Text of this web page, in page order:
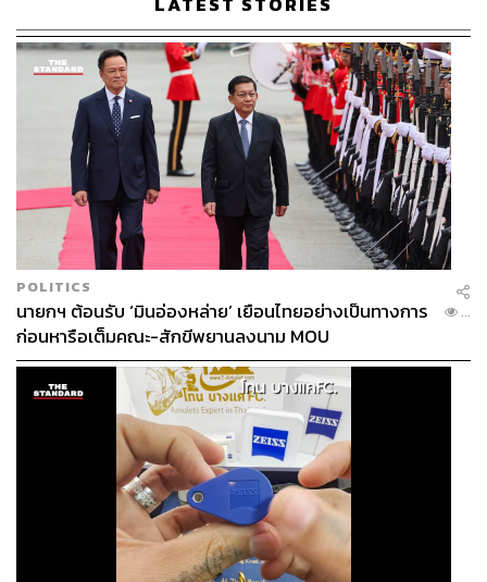
POLITICS
นายกฯ ต้อนรับ ‘มินอ่องหล่าย’ เยือนไทยอย่างเป็นทางการ
ก่อนหารือเต็มคณะ-สักขีพยานลงนาม MOU
...